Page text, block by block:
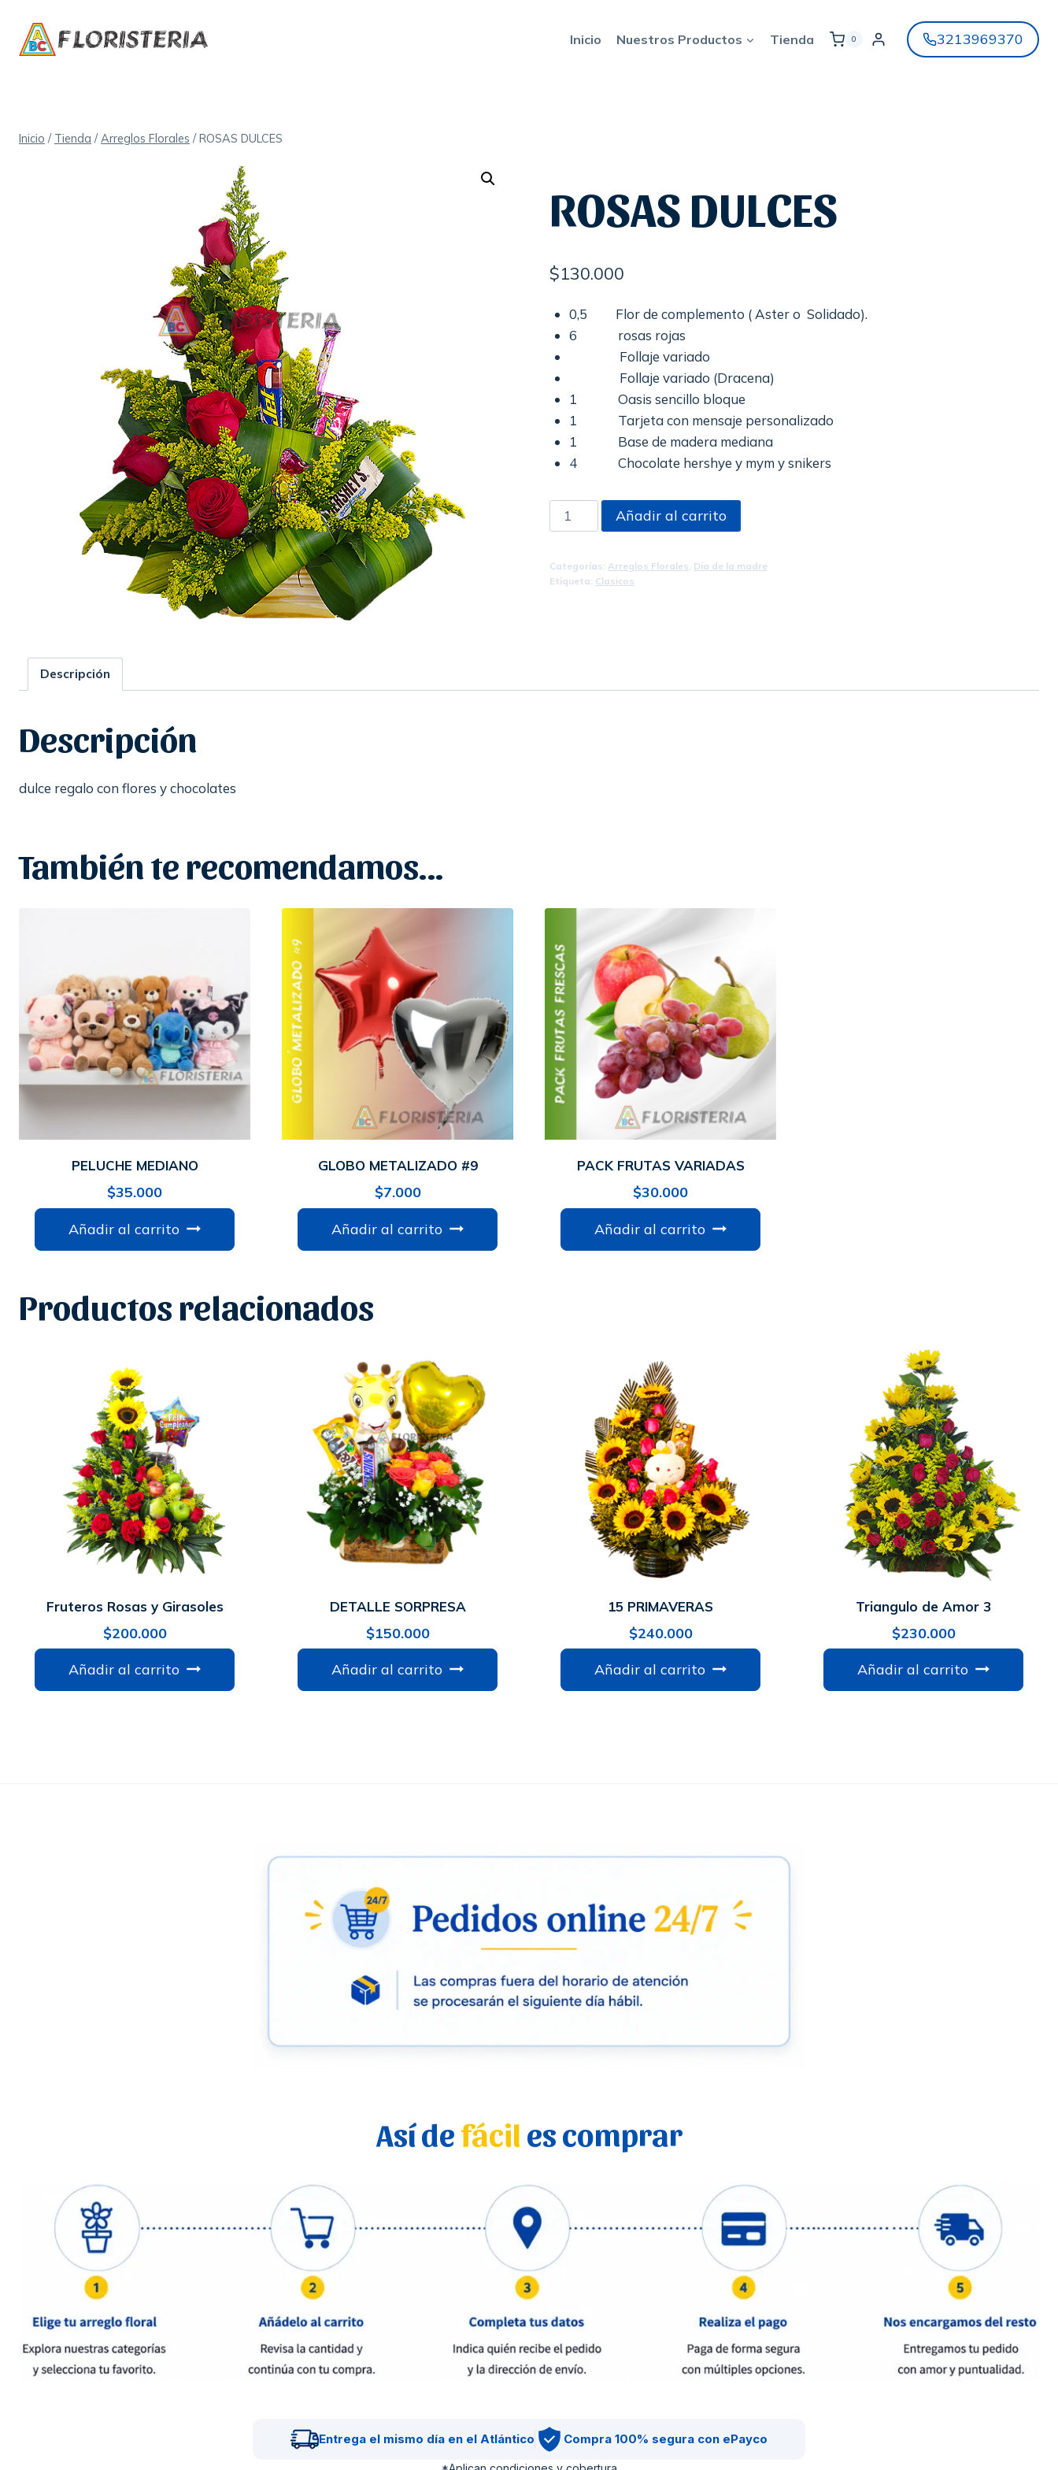
contenido
Inicio Nuestros Productos Tienda 0 3213969370
Inicio / Tienda / Arreglos Florales / ROSAS DULCES
ROSAS DULCES
$130.000
0,5 Flor de complemento ( Aster o Solidado).
6 rosas rojas
Follaje variado
Follaje variado (Dracena)
1 Oasis sencillo bloque
1 Tarjeta con mensaje personalizado
1 Base de madera mediana
4 Chocolate hershye y mym y snikers
ROSAS
DULCES
Añadir al carrito
Categorías: Arreglos Florales Dia de la madre
Etiqueta: Clasicos
Descripción
Descripción
dulce regalo con flores y chocolates
También te recomendamos…
PELUCHE MEDIANO
$35.000
Añadir al carrito
GLOBO METALIZADO #9
$7.000
Añadir al carrito
PACK FRUTAS VARIADAS
$30.000
Añadir al carrito
Productos relacionados
Fruteros Rosas y Girasoles
$200.000
Añadir al carrito
DETALLE SORPRESA
$150.000
Añadir al carrito
15 PRIMAVERAS
$240.000
Añadir al carrito
Triangulo de Amor 3
$230.000
Añadir al carrito
Así defácil es comprar
Entrega el mismo día en el Atlántico Compra 100% segura con ePayco